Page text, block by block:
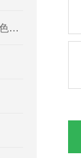
ProPac/MabPac 蛋白/ 抗体分析色谱柱